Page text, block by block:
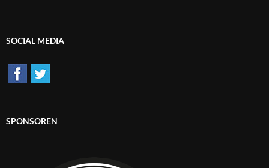
SOCIAL MEDIA
SPONSOREN